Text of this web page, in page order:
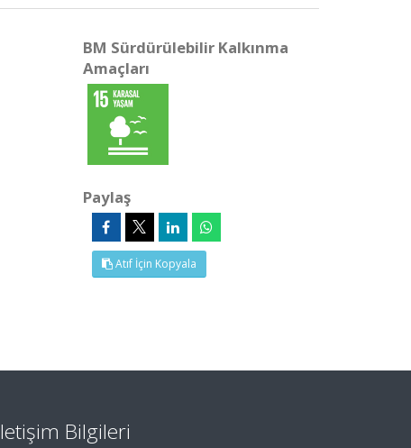
BM Sürdürülebilir Kalkınma
Amaçları
Paylaş
Atıf İçin Kopyala
Bilgileri